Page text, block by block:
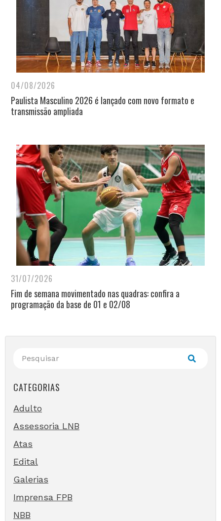
04/08/2026
Paulista Masculino 2026 é lançado com novo formato e
transmissão ampliada
31/07/2026
Fim de semana movimentado nas quadras: confira a
programação da base de 01 e 02/08
CATEGORIAS
Adulto
Assessoria LNB
Atas
Edital
Galerias
Imprensa FPB
NBB